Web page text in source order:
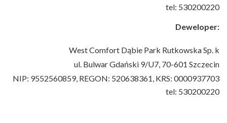
tel: 530200220
Deweloper:
West Comfort Dąbie Park Rutkowska Sp. k
ul. Bulwar Gdański 9/U7, 70-601 Szczecin
NIP: 9552560859, REGON: 520638361, KRS: 0000937703
tel: 530200220